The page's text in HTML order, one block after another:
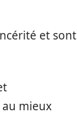
et sont
mieux